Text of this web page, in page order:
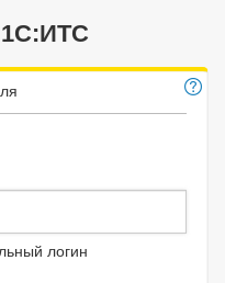
логин